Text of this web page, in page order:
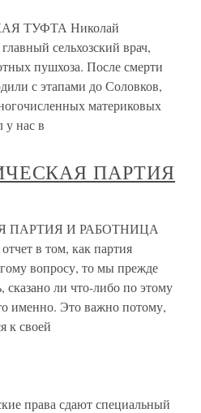
ТУФТА Николай
сельхозский врач,
пушхоза. После смерти
с этапами до Соловков,
материковых
у нас в
ПАРТИЯ
И РАБОТНИЦА
в том, как партия
вопросу, то мы прежде
сказано ли что-либо по этому
именно. Это важно потому,
к своей
права сдают специальный